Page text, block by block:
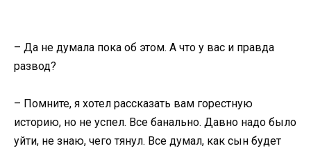
– Да не думала пока об этом. А что у вас и правда
развод?
– Помните, я хотел рассказать вам горестную
историю, но не успел. Все банально. Давно надо было
уйти, не знаю, чего тянул. Все думал, как сын будет